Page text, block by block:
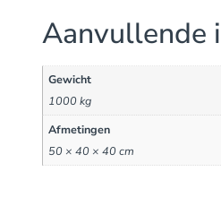
Aanvullende
Gewicht
1000 kg
Afmetingen
50 × 40 × 40 cm